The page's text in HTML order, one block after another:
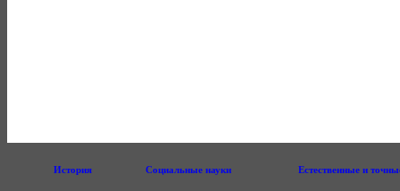
История Социальные науки Естественные и